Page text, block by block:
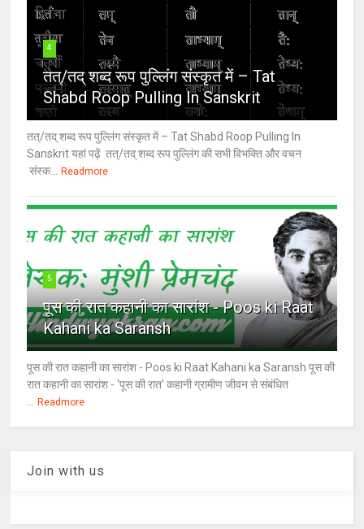
4
तत्/तद् शब्द रूप पुल्लिंग संस्कृत में – Tat
Shabd Roop Pulling In Sanskrit
तत्/तद् शब्द रूप पुल्लिंग संस्कृत में – Tat Shabd Roop Pulling In
Sanskrit यहां पढ़ें तत्/तद् शब्द रूप पुल्लिंग की सभी विभक्ति और वचन
संस्क... Readmore
5
पूस की रात कहानी का सारांश - Poos ki Raat
Kahani ka Saransh
पूस की रात कहानी का सारांश - Poos ki Raat Kahani ka Saransh पूस की
रात कहानी का सारांश - 'पूस की रात' कहानी ग्रामीण जीवन से संबंधित
... Readmore
Join with us